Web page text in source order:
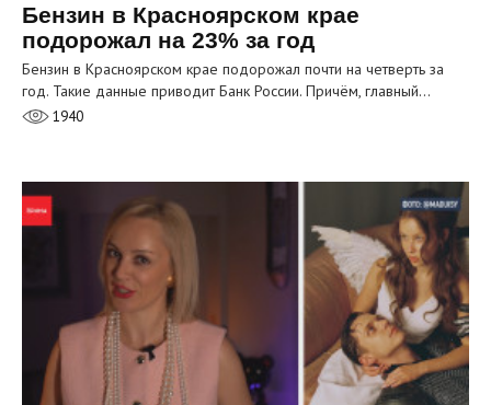
Бензин в Красноярском крае
подорожал на 23% за год
Бензин в Красноярском крае подорожал почти на четверть за
год. Такие данные приводит Банк России. Причём, главный…
1940